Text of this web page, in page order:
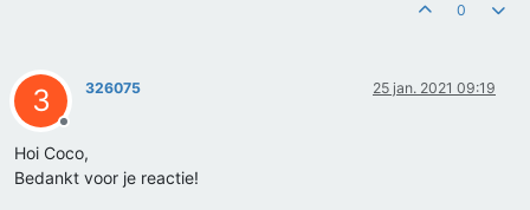
0
3
Offline
326075 25 jan. 2021 09:19
Hoi Coco,
Bedankt voor je reactie!